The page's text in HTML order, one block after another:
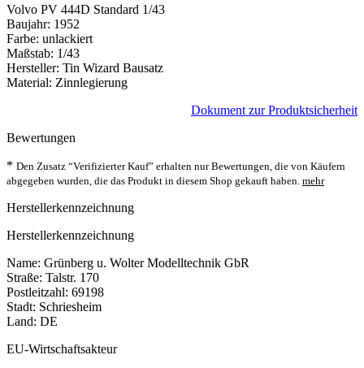
Volvo PV 444D Standard 1/43
Baujahr: 1952
Farbe: unlackiert
Maßstab: 1/43
Hersteller: Tin Wizard Bausatz
Material: Zinnlegierung
Dokument zur Produktsicherheit
Bewertungen
* Den Zusatz “Verifizierter Kauf” erhalten nur Bewertungen, die von Käufern
abgegeben wurden, die das Produkt in diesem Shop gekauft haben. mehr
Herstellerkennzeichnung
Herstellerkennzeichnung
Name: Grünberg u. Wolter Modelltechnik GbR
Straße: Talstr. 170
Postleitzahl: 69198
Stadt: Schriesheim
Land: DE
EU-Wirtschaftsakteur